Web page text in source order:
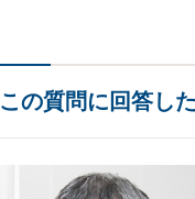
この質問に回答し